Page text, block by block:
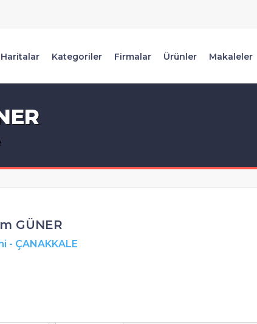
Haritalar Kategoriler Firmalar Ürünler Makaleler
GÜNER
- ÇANAKKALE